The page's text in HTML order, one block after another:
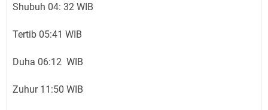
Shubuh 04: 32 WIB
Tertib 05:41 WIB
Duha 06:12 WIB
Zuhur 11:50 WIB